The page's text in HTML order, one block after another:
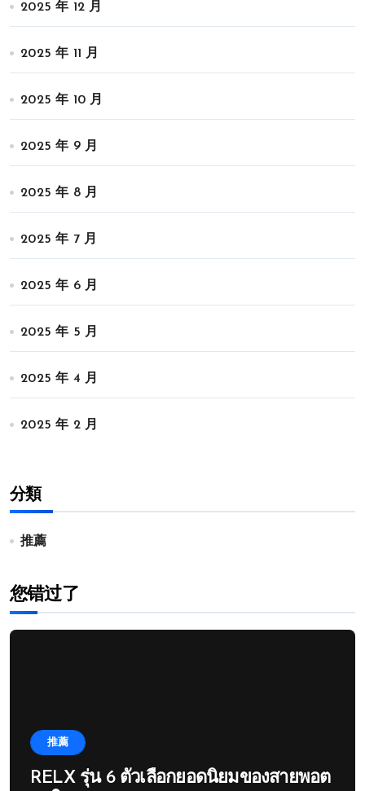
2025 年 12 月
2025 年 11 月
2025 年 10 月
2025 年 9 月
2025 年 8 月
2025 年 7 月
2025 年 6 月
2025 年 5 月
2025 年 4 月
2025 年 2 月
分類
推薦
您错过了
推薦
RELX รุ่น 6 ตัวเลือกยอดนิยมของสายพอต